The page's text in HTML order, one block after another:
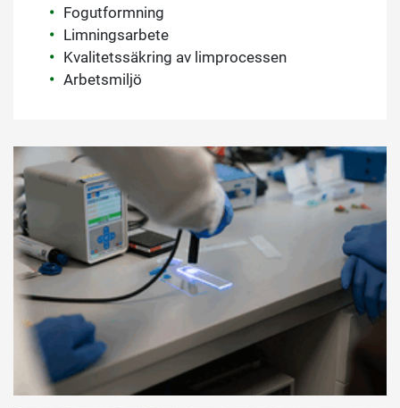
Fogutformning
Limningsarbete
Kvalitetssäkring av limprocessen
Arbetsmiljö